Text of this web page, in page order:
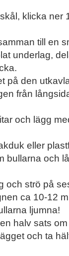
klicka ner
till en
underlag,
på den
från
och lägg
eller
bullarna och
och strö på
ca 10-12
ljumna!
halv sats
och ta